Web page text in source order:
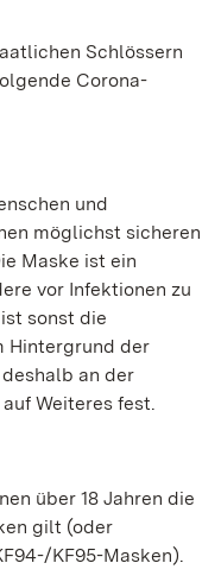
Schlössern
Corona-
und
möglichst sicheren
Maske ist ein
vor Infektionen zu
sonst die
Hintergrund der
an der
Weiteres fest.
über 18 Jahren die
gilt (oder
KF95-Masken).